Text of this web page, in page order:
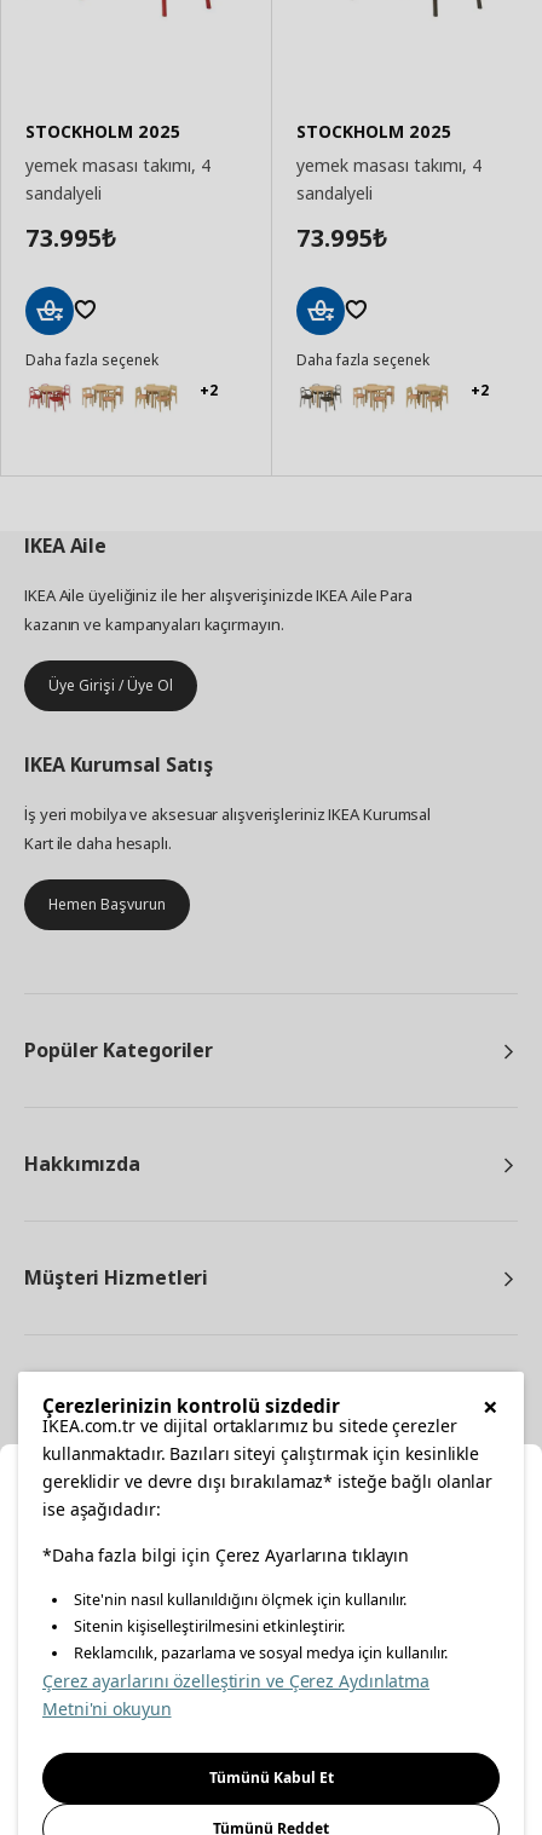
STOCKHOLM 2025
yemek masası takımı, 4
sandalyeli
73.995₺
Ekle
Daha fazla seçenek
+2
STOCKHOLM 2025
yemek masası takımı, 4
sandalyeli
73.995₺
Ekle
Daha fazla seçenek
+2
IKEAAile
IKEA Aile üyeliğiniz ile her alışverişinizde IKEA Aile Para
kazanın ve kampanyaları kaçırmayın.
Üye Girişi / Üye Ol
IKEA Kurumsal Satış
İş yeri mobilya ve aksesuar alışverişleriniz IKEA Kurumsal
Kart ile daha hesaplı.
Hemen Başvurun
Popüler Kategoriler
Hakkımızda
Müşteri Hizmetleri
facebooktwitterinstagrampinterestyoutube
linkedin
Enerji Politikası Bilgi Güvenliği Politikası
Gıda Güvenliği Politikası
Önemli Bilgilendirme İnternet Sitesi Gizlilik Politikası
Konumunuzu Seçin
İnternetten vereceğiniz siparişlerinizde size özel hizmet ve
içerikleri görebilmek için lütfen konumuzu seçin.
İl seçiniz
Seçiniz
×
Çerezlerinizin kontrolü sizdedir
IKEA.com.tr ve dijital ortaklarımız bu sitede çerezler
kullanmaktadır. Bazıları siteyi çalıştırmak için kesinlikle
gereklidir ve devre dışı bırakılamaz* isteğe bağlı olanlar
ise aşağıdadır:
*Daha fazla bilgi için Çerez Ayarlarına tıklayın
Site'nin nasıl kullanıldığını ölçmek için kullanılır.
Sitenin kişiselleştirilmesini etkinleştirir.
Reklamcılık, pazarlama ve sosyal medya için kullanılır.
Çerez ayarlarını özelleştirin ve Çerez Aydınlatma
Metni'ni okuyun
Tümünü Kabul Et
Tümünü Reddet